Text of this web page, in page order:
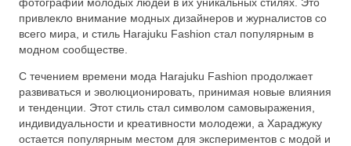
привлекло внимание модных дизайнеров и журналистов со
всего мира, и стиль Harajuku Fashion стал популярным в
модном сообществе.
С течением времени мода Harajuku Fashion продолжает
развиваться и эволюционировать, принимая новые влияния
и тенденции. Этот стиль стал символом самовыражения,
индивидуальности и креативности молодежи, а Хараджуку
остается популярным местом для экспериментов с модой и